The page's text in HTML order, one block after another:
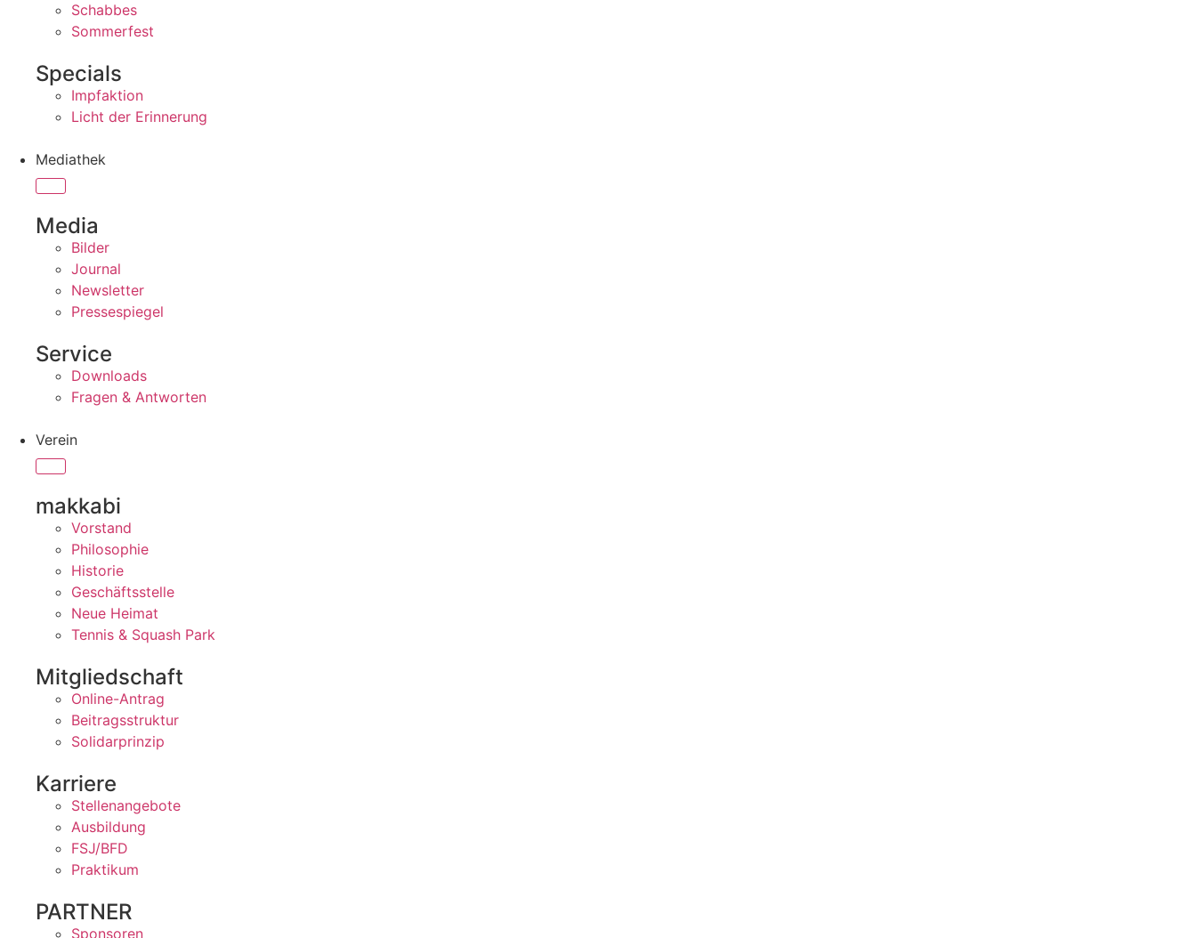
Schabbes
Sommerfest
Specials
Impfaktion
Licht der Erinnerung
Mediathek
Media
Bilder
Journal
Newsletter
Pressespiegel
Service
Downloads
Fragen & Antworten
Verein
makkabi
Vorstand
Philosophie
Historie
Geschäftsstelle
Neue Heimat
Tennis & Squash Park
Mitgliedschaft
Online-Antrag
Beitragsstruktur
Solidarprinzip
Karriere
Stellenangebote
Ausbildung
FSJ/BFD
Praktikum
PARTNER
Sponsoren